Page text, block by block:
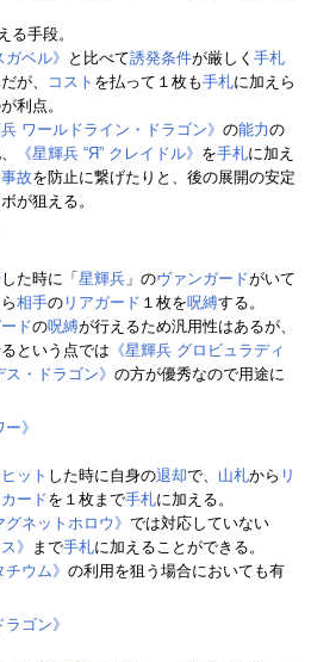
る手段。
ベル》 と比べて誘発条件が厳しく 手札
が、
コスト を払って１枚も手札に加えら
利点。
兵 ワールドライン・ドラゴン》 の能力の
《星輝兵 “Я” クレイドル》 を手札に加え
故を防止に繋げたりと、後の展開の安定
が狙える。
した時に「 星輝兵 」のヴァンガードがいて
相手の リアガード １枚を呪縛する。
ドの呪縛が行えるため汎用性はあるが、
という点では 《星輝兵 グロビュラディ
・ドラゴン》 の方が優秀なので用途に
》
ヒット した時に自身の退却で、 山札から リ
カードを１枚まで手札に加える。
グネットホロウ》 では対応していない
》 まで手札に加えることができる。
ウム》 の利用を狙う場合においても有
ゴン》